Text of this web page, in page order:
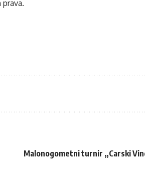
Malonogometni turnir „Carski